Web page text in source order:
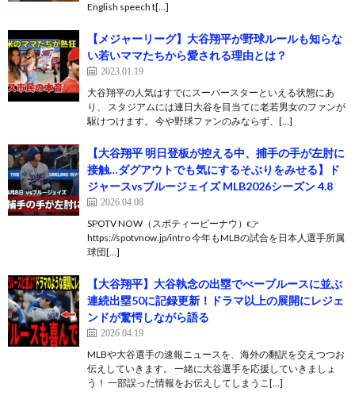
English speech t[…]
【メジャーリーグ】大谷翔平が野球ルールも知らな
い若いママたちから愛される理由とは？
2023.01.19
大谷翔平の人気はすでにスーパースターといえる状態にあ
り、 スタジアムには連日大谷を目当てに老若男女のファンが
駆けつけます。 今や野球ファンのみならず、[…]
【大谷翔平 明日登板が控える中、捕手の手が左肘に
接触…ダグアウトでも気にするそぶりをみせる】ド
ジャースvsブルージェイズ MLB2026シーズン 4.8
2026.04.08
SPOTV NOW（スポティービーナウ）👉
https://spotvnow.jp/intro 今年もMLBの試合を日本人選手所属
球団[…]
【大谷翔平】大谷執念の出塁でべーブルースに並ぶ
連続出塁50に記録更新！ドラマ以上の展開にレジェ
ンドが驚愕しながら語る
2026.04.19
MLBや大谷選手の速報ニュースを、海外の翻訳を交えつつお
伝えしていきます。 一緒に大谷選手を応援していきましょ
う！ 一部誤った情報をお伝えしてしまうこ[…]